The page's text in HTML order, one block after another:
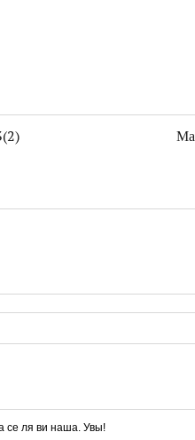
се ля ви наша. Увы!